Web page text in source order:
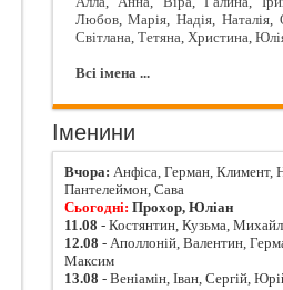
Любов,Марія,Надія, Наталія,
Світлана, Тетяна, Христина,
Всі імена ...
Іменини
Вчора: Анфіса, Герман, Климент,
Пантелеймон, Сава
Сьогодні: Прохор, Юліан
11.08 - Костянтин, Кузьма,
12.08 - Аполлоній, Валентин,
Максим
13.08 - Веніамін, Іван, Сергій,